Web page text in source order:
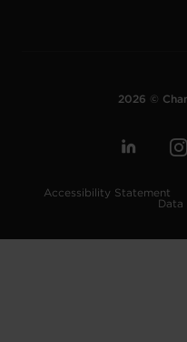
2026 ©
Accessibility Statement